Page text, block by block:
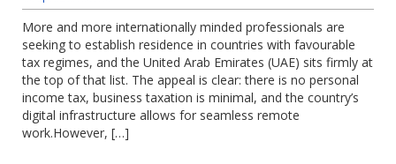
More and more internationally minded professionals are
seeking to establish residence in countries with favourable
tax regimes, and the United Arab Emirates (UAE) sits firmly at
the top of that list. The appeal is clear: there is no personal
income tax, business taxation is minimal, and the country’s
digital infrastructure allows for seamless remote
work.However, […]